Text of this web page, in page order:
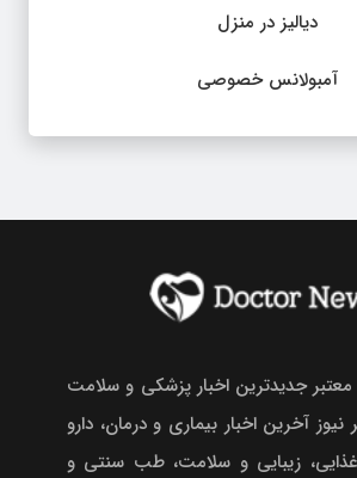
دیالیز در منزل
آمبولانس خصوصی
معتبر جدیدترین اخبار پزشکی و سلامت
نیوز آخرین اخبار بیماری و درمان، دارو
زیبایی و سلامت، طب سنتی و